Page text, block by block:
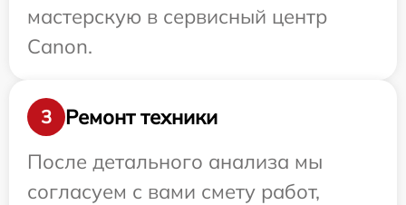
мастерскую в сервисный центр
Canon.
3
Ремонт техники
После детального анализа мы
согласуем с вами смету работ,